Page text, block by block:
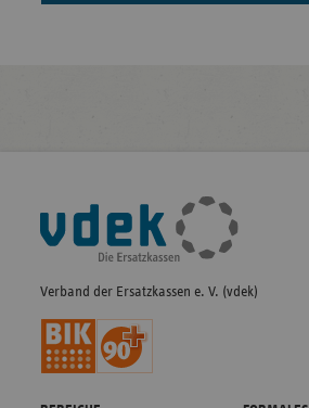
Fußleisten-
Navigation
Verband der Ersatzkassen e. V. (vdek)